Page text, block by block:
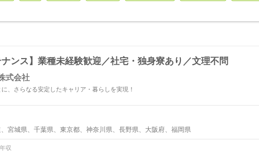
ナンス】業種未経験歓迎／社宅・独身寮あり／文理不問
式会社
、さらなる安定したキャリア・暮らしを実現！
宮城県、千葉県、東京都、神奈川県、長野県、大阪府、福岡県
収